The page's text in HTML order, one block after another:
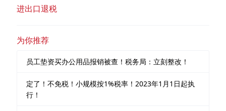
进出口退税
为你推荐
员工垫资买办公用品报销被查！税务局：立刻整改！
定了！不免税！小规模按1%税率！2023年1月1日起执
行！